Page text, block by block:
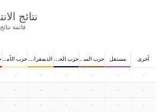
نتائج
* قائمة
حزب الأمانالديمقراطي
حزب الحركة القوميةحزب السلامة الوطني مستقل أخرى
- - - - - -
- - - - - -
- - - - - -